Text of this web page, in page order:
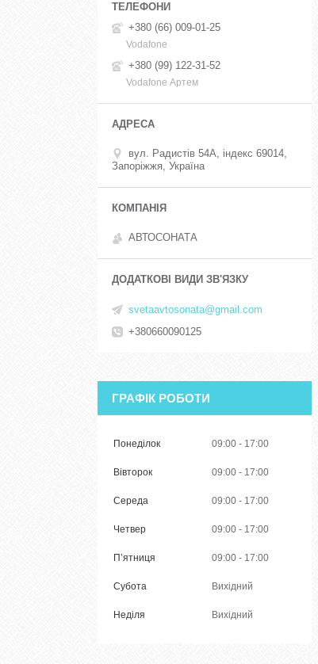
+380 (66) 009-01-25
Vodafone
+380 (99) 122-31-52
Vodafone Артем
вул. Радистів 54А, індекс 69014,
Запоріжжя, Україна
АВТОСОНАТА
svetaavtosonata@gmail.com
+380660090125
ГРАФІК РОБОТИ
Понеділок 09:00 17:00
Вівторок 09:00 17:00
Середа 09:00 17:00
Четвер 09:00 17:00
Пʼятниця 09:00 17:00
Субота Вихідний
Неділя Вихідний